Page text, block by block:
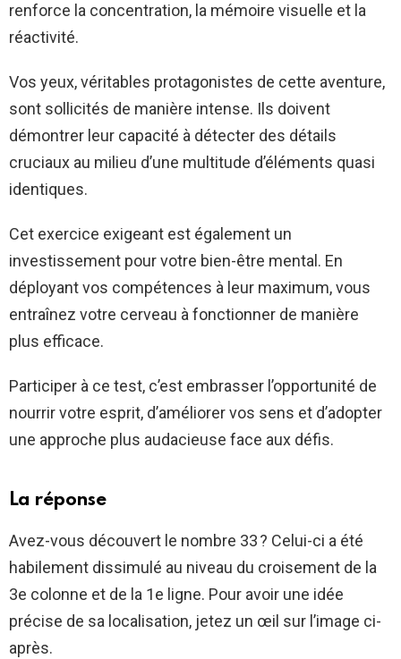
renforce la concentration, la mémoire visuelle et la
réactivité.
Vos yeux, véritables protagonistes de cette aventure,
sont sollicités de manière intense. Ils doivent
démontrer leur capacité à détecter des détails
cruciaux au milieu d’une multitude d’éléments quasi
identiques.
Cet exercice exigeant est également un
investissement pour votre bien-être mental. En
déployant vos compétences à leur maximum, vous
entraînez votre cerveau à fonctionner de manière
plus efficace.
Participer à ce test, c’est embrasser l’opportunité de
nourrir votre esprit, d’améliorer vos sens et d’adopter
une approche plus audacieuse face aux défis.
La réponse
Avez-vous découvert le nombre 33 ? Celui-ci a été
habilement dissimulé au niveau du croisement de la
3e colonne et de la 1e ligne. Pour avoir une idée
précise de sa localisation, jetez un œil sur l’image ci-
après.